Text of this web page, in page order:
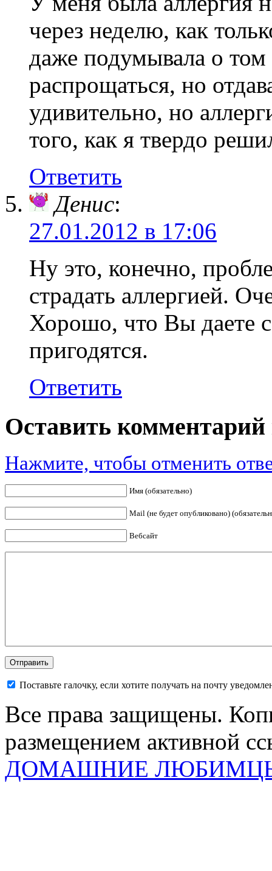
через неделю, как
даже подумывала о
распрощаться, но
удивительно, но
того, как я твердо
Ответить
Денис:
27.01.2012 в 17:06
Ну это, конечно,
страдать аллергией.
Хорошо, что Вы даете
пригодятся.
Ответить
Оставить
Нажмите, чтобы отменить
Имя (обязательно)
Mail (не будет опубликовано)
Вебсайт
Поставьте галочку, если хотите получать на почту
Все права защищены.
размещением активной
ДОМАШНИЕ